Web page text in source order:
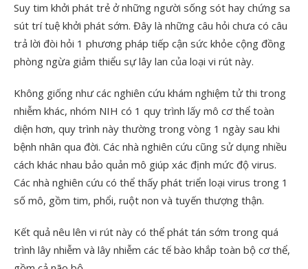
Suy tim khởi phát trẻ ở những người sống sót hay chứng sa
sút trí tuệ khởi phát sớm. Đây là những câu hỏi chưa có câu
trả lời đòi hỏi 1 phương pháp tiếp cận sức khỏe cộng đồng
phòng ngừa giảm thiểu sự lây lan của loại vi rút này.
Không giống như các nghiên cứu khám nghiệm tử thi trong
nhiễm khác, nhóm NIH có 1 quy trình lấy mô cơ thể toàn
diện hơn, quy trình này thường trong vòng 1 ngày sau khi
bệnh nhân qua đời. Các nhà nghiên cứu cũng sử dụng nhiều
cách khác nhau bảo quản mô giúp xác định mức độ virus.
Các nhà nghiên cứu có thể thấy phát triển loại virus trong 1
số mô, gồm tim, phổi, ruột non và tuyến thượng thận.
Kết quả nêu lên vi rút này có thể phát tán sớm trong quá
trình lây nhiễm và lây nhiễm các tế bào khắp toàn bộ cơ thể,